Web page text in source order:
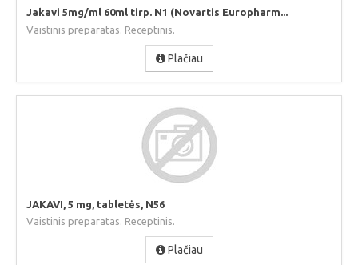
Jakavi 5mg/ml 60ml tirp. N1 (Novartis Europharm...
Vaistinis preparatas. Receptinis.
Plačiau
JAKAVI, 5 mg, tabletės, N56
Vaistinis preparatas. Receptinis.
Plačiau